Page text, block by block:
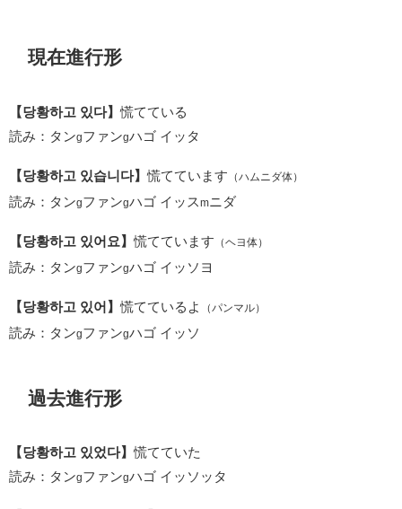
現在進行形
【당황하고 있다】慌てている
読み：タンgファンgハゴ イッタ
【당황하고 있습니다】慌てています （ハムニダ体）
読み：タンgファンgハゴ イッス m ニダ
【당황하고 있어요】慌てています （ヘヨ体）
読み：タンgファンgハゴ イッソヨ
【당황하고 있어】慌てているよ （パンマル）
読み：タンgファンgハゴ イッソ
過去進行形
【당황하고 있었다】慌てていた
読み：タンgファンgハゴ イッソッタ